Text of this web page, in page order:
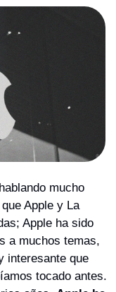
mucho
Apple y La
Apple ha sido
a muchos temas,
interesante que
tocado antes.